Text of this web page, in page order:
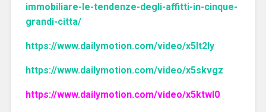
immobiliare-le-tendenze-degli-affitti-in-cinque-
grandi-citta/
https://www.dailymotion.com/video/x5lt2ly
https://www.dailymotion.com/video/x5skvgz
https://www.dailymotion.com/video/x5ktwl0